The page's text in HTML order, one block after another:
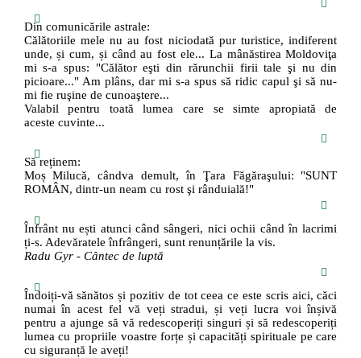
Din comunicările astrale:
Călătoriile mele nu au fost niciodată pur turistice, indiferent
unde, și cum, și când au fost ele... La mânăstirea Moldoviţa
mi s-a spus: "Călător eşti din rărunchii firii tale şi nu din
picioare..." Am plâns, dar mi s-a spus să ridic capul şi să nu-
mi fie ruşine de cunoaştere...
Valabil pentru toată lumea care se simte apropiată de
aceste cuvinte...
Să reținem:
Moș Milucă, cândva demult, în Ţara Făgăraşului: "SUNT
ROMÂN, dintr-un neam cu rost şi rânduială!"
Înfrânt nu ești atunci când sângeri, nici ochii când în lacrimi
ți-s. Adevăratele înfrângeri, sunt renunțările la vis.
Radu Gyr - Cântec de luptă
Îndoiți-vă sănătos și pozitiv de tot ceea ce este scris aici, căci
numai în acest fel vă veți stradui, și veți lucra voi înșivă
pentru a ajunge să vă redescoperiți singuri și să redescoperiți
lumea cu propriile voastre forțe și capacități spirituale pe care
cu siguranță le aveți!